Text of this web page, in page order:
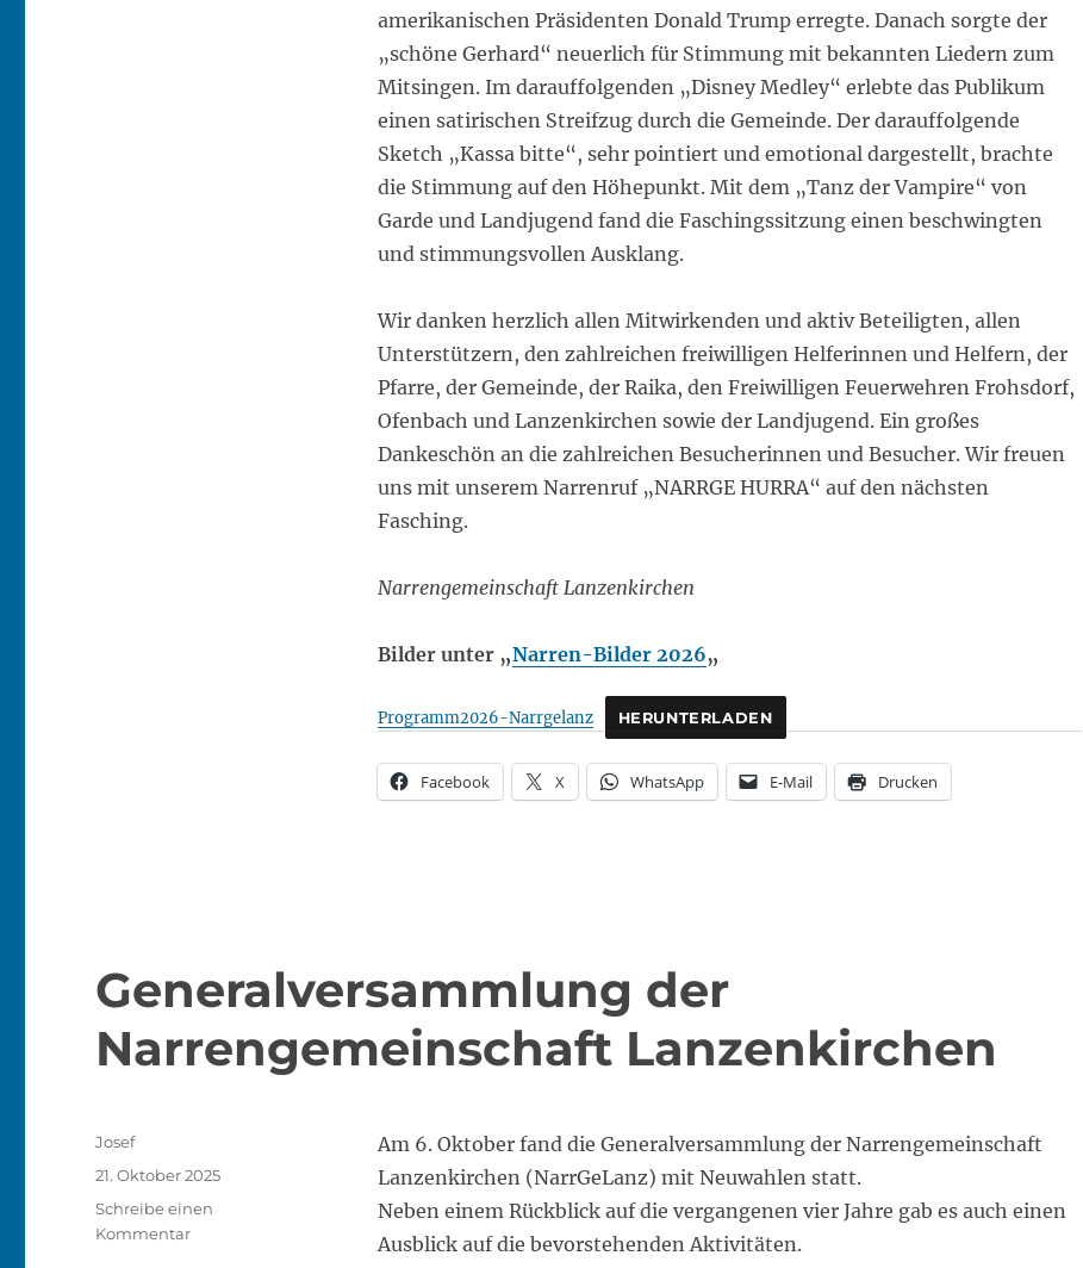
amerikanischen Präsidenten Donald Trump erregte. Danach sorgte der
„schöne Gerhard“ neuerlich für Stimmung mit bekannten Liedern zum
Mitsingen. Im darauffolgenden „Disney Medley“ erlebte das Publikum
einen satirischen Streifzug durch die Gemeinde. Der darauffolgende
Sketch „Kassa bitte“, sehr pointiert und emotional dargestellt, brachte
die Stimmung auf den Höhepunkt. Mit dem „Tanz der Vampire“ von
Garde und Landjugend fand die Faschingssitzung einen beschwingten
und stimmungsvollen Ausklang.
Wir danken herzlich allen Mitwirkenden und aktiv Beteiligten, allen
Unterstützern, den zahlreichen freiwilligen Helferinnen und Helfern, der
Pfarre, der Gemeinde, der Raika, den Freiwilligen Feuerwehren Frohsdorf,
Ofenbach und Lanzenkirchen sowie der Landjugend. Ein großes
Dankeschön an die zahlreichen Besucherinnen und Besucher. Wir freuen
uns mit unserem Narrenruf „NARRGE HURRA“ auf den nächsten
Fasching.
Narrengemeinschaft Lanzenkirchen
Bilder unter „Narren-Bilder 2026„
Programm2026-Narrgelanz HERUNTERLADEN
Facebook X WhatsApp E-Mail Drucken
Generalversammlung der
Narrengemeinschaft Lanzenkirchen
Am 6. Oktober fand die Generalversammlung der Narrengemeinschaft
Lanzenkirchen (NarrGeLanz) mit Neuwahlen statt.
Neben einem Rückblick auf die vergangenen vier Jahre gab es auch einen
Ausblick auf die bevorstehenden Aktivitäten.
Autor
Josef
Veröffentlicht
am
21. Oktober 2025
Schreibe einen
Kommentarzu